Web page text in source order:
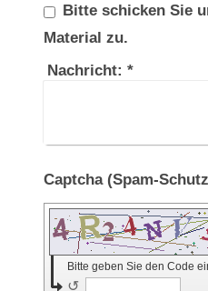
Bitte schicken Sie
Material zu.
Nachricht: *
Bitte geben Sie den Code
↺